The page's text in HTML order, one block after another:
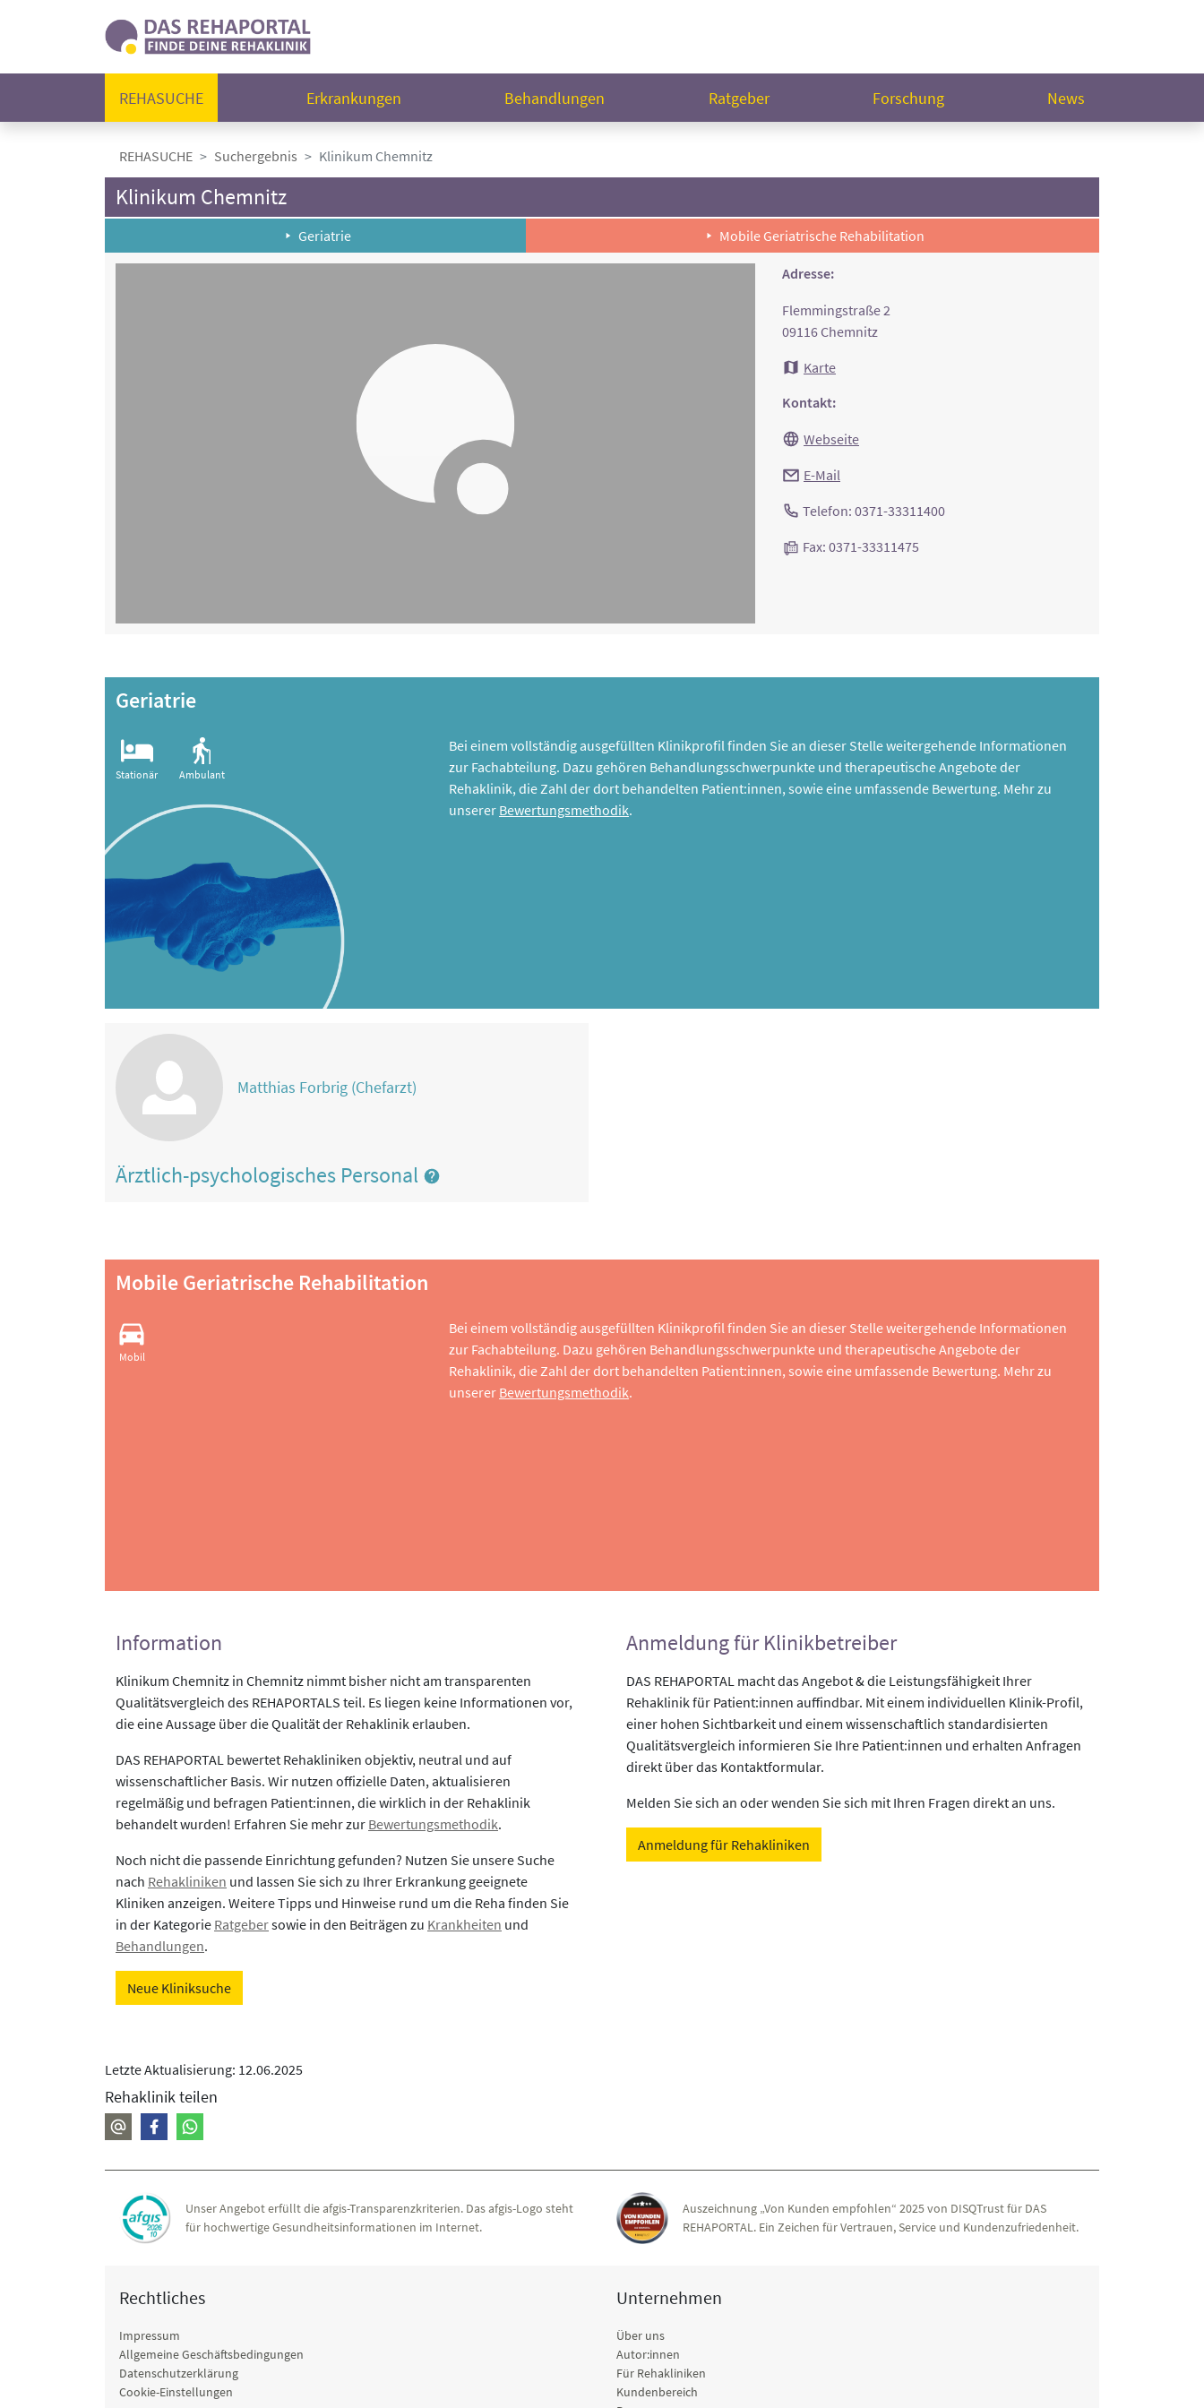
REHASUCHE Erkrankungen Behandlungen Ratgeber Forschung News
REHASUCHE Suchergebnis Klinikum Chemnitz
Klinikum Chemnitz
Geriatrie Mobile Geriatrische Rehabilitation
Adresse:
Flemmingstraße 2
09116 Chemnitz
Karte
Kontakt:
Webseite
E-Mail
Telefon: 0371-33311400
Fax: 0371-33311475
Geriatrie
Stationär Ambulant
Bei einem vollständig ausgefüllten Klinikprofil finden Sie an dieser Stelle weitergehende Informationen
zur Fachabteilung. Dazu gehören Behandlungsschwerpunkte und therapeutische Angebote der
Rehaklinik, die Zahl der dort behandelten Patient:innen, sowie eine umfassende Bewertung. Mehr zu
unserer Bewertungsmethodik.
Matthias Forbrig (Chefarzt)
Ärztlich-psychologisches Personal
Mobile Geriatrische Rehabilitation
Mobil
Bei einem vollständig ausgefüllten Klinikprofil finden Sie an dieser Stelle weitergehende Informationen
zur Fachabteilung. Dazu gehören Behandlungsschwerpunkte und therapeutische Angebote der
Rehaklinik, die Zahl der dort behandelten Patient:innen, sowie eine umfassende Bewertung. Mehr zu
unserer Bewertungsmethodik.
Information
Klinikum Chemnitz in Chemnitz nimmt bisher nicht am transparenten
Qualitätsvergleich des REHAPORTALS teil. Es liegen keine Informationen vor,
die eine Aussage über die Qualität der Rehaklinik erlauben.
DAS REHAPORTAL bewertet Rehakliniken objektiv, neutral und auf
wissenschaftlicher Basis. Wir nutzen offizielle Daten, aktualisieren
regelmäßig und befragen Patient:innen, die wirklich in der Rehaklinik
behandelt wurden! Erfahren Sie mehr zur Bewertungsmethodik.
Noch nicht die passende Einrichtung gefunden? Nutzen Sie unsere Suche
nach Rehakliniken und lassen Sie sich zu Ihrer Erkrankung geeignete
Kliniken anzeigen. Weitere Tipps und Hinweise rund um die Reha finden Sie
in der Kategorie Ratgebersowie in den Beiträgen zu Krankheiten und
Behandlungen.
Neue Kliniksuche
Anmeldung für Klinikbetreiber
DAS REHAPORTAL macht das Angebot & die Leistungsfähigkeit Ihrer
Rehaklinik für Patient:innen auffindbar. Mit einem individuellen Klinik-Profil,
einer hohen Sichtbarkeit und einem wissenschaftlich standardisierten
Qualitätsvergleich informieren Sie Ihre Patient:innen und erhalten Anfragen
direkt über das Kontaktformular.
Melden Sie sich an oder wenden Sie sich mit Ihren Fragen direkt an uns.
Anmeldung für Rehakliniken
Letzte Aktualisierung: 12.06.2025
Rehaklinik teilen
Unser Angebot erfüllt die afgis-Transparenzkriterien. Das afgis-Logo steht
für hochwertige Gesundheitsinformationen im Internet.
Auszeichnung „Von Kunden empfohlen“ 2025 von DISQTrust für DAS
REHAPORTAL. Ein Zeichen für Vertrauen, Service und Kundenzufriedenheit.
Rechtliches
Impressum
Allgemeine Geschäftsbedingungen
Datenschutzerklärung
Cookie-Einstellungen
Unternehmen
Über uns
Autor:innen
Für Rehakliniken
Kundenbereich